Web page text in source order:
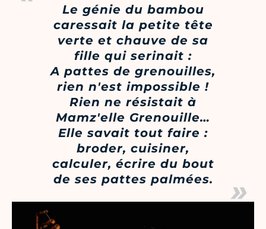
Le génie du bambou
caressait la petite tête
verte et chauve de sa
fille qui serinait :
A pattes de grenouilles,
rien n'est impossible !
Rien ne résistait à
Mamz'elle Grenouille…
Elle savait tout faire :
broder, cuisiner,
calculer, écrire du bout
de ses pattes palmées.